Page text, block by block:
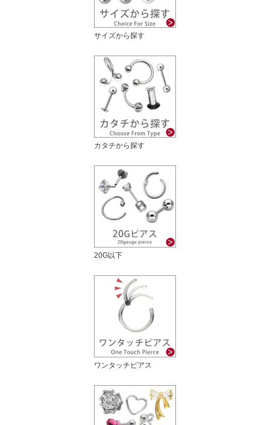
サイズから探す
カタチから探す
20G以下
ワンタッチピアス